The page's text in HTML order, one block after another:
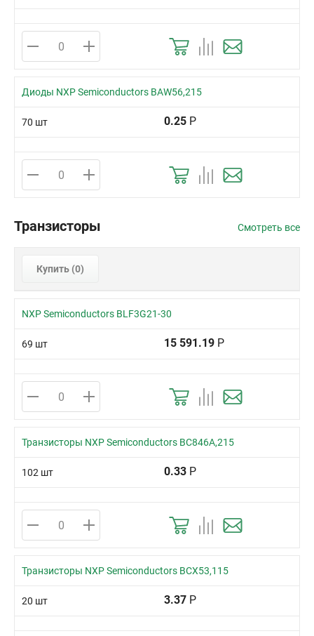
Диоды NXP Semiconductors BAW56,215
70 шт 0.25 Р
Транзисторы Смотреть все
Купить (0)
NXP Semiconductors BLF3G21-30
69 шт 15 591.19 Р
Транзисторы NXP Semiconductors BC846A,215
102 шт 0.33 Р
Транзисторы NXP Semiconductors BCX53,115
20 шт 3.37 Р